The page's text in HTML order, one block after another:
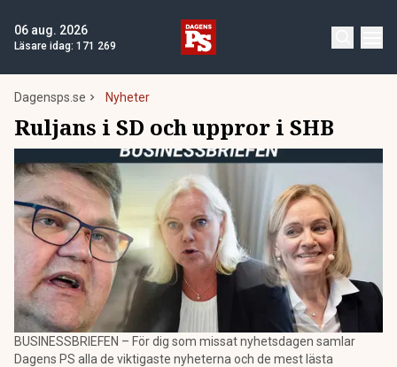
06 aug. 2026
Läsare idag: 171 269
Dagensps.se Nyheter
Ruljans i SD och uppror i SHB
BUSINESSBRIEFEN – För dig som missat nyhetsdagen samlar
Dagens PS alla de viktigaste nyheterna och de mest lästa